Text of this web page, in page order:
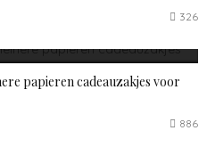
326
papieren cadeauzakjes voor
886